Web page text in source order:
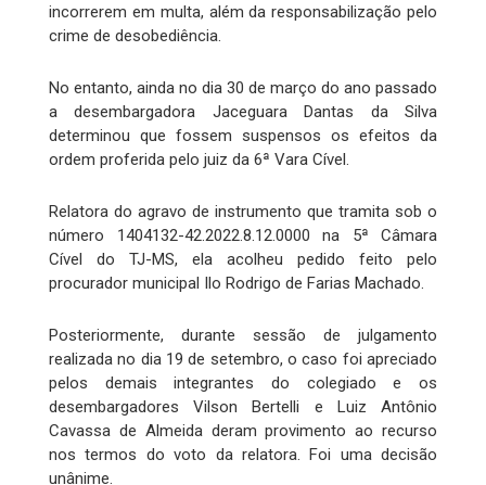
incorrerem em multa, além da responsabilização pelo
crime de desobediência.
No entanto, ainda no dia 30 de março do ano passado
a desembargadora Jaceguara Dantas da Silva
determinou que fossem suspensos os efeitos da
ordem proferida pelo juiz da 6ª Vara Cível.
Relatora do agravo de instrumento que tramita sob o
número 1404132-42.2022.8.12.0000 na 5ª Câmara
Cível do TJ-MS, ela acolheu pedido feito pelo
procurador municipal Ilo Rodrigo de Farias Machado.
Posteriormente, durante sessão de julgamento
realizada no dia 19 de setembro, o caso foi apreciado
pelos demais integrantes do colegiado e os
desembargadores Vilson Bertelli e Luiz Antônio
Cavassa de Almeida deram provimento ao recurso
nos termos do voto da relatora. Foi uma decisão
unânime.